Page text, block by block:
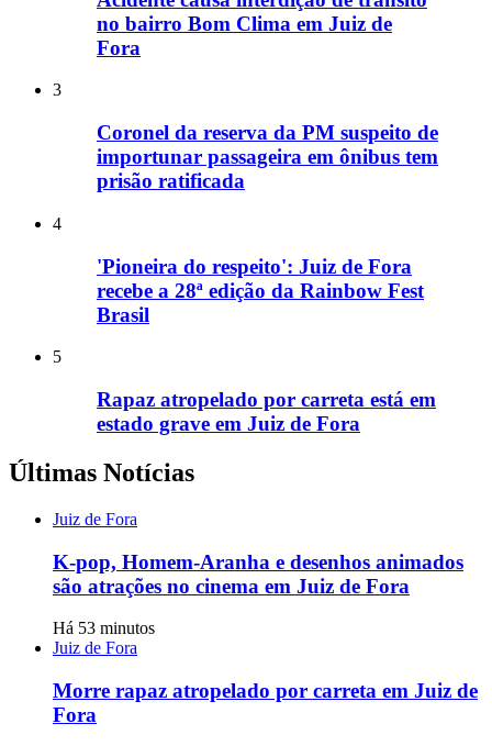
no bairro Bom Clima em Juiz de
Fora
3
Coronel da reserva da PM suspeito de
importunar passageira em ônibus tem
prisão ratificada
4
'Pioneira do respeito': Juiz de Fora
recebe a 28ª edição da Rainbow Fest
Brasil
5
Rapaz atropelado por carreta está em
estado grave em Juiz de Fora
Últimas Notícias
Juiz de Fora
K-pop, Homem-Aranha e desenhos animados
são atrações no cinema em Juiz de Fora
Há 53 minutos
Juiz de Fora
Morre rapaz atropelado por carreta em Juiz de
Fora